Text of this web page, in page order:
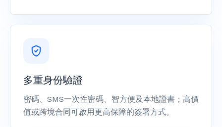
多重身份驗證
密碼、SMS一次性密碼、智方便及本地證書；高價
值或跨境合同可啟用更高保障的簽署方式。